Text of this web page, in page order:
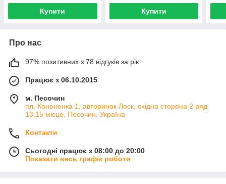
Купити Купити
Про нас
97% позитивних з 78 відгуків за рік
Працює з 06.10.2015
м. Песочин
пл. Кононенка 1, авторинок Лоск, східна сторона 2 ряд
13,15 місце, Песочин, Україна
Контакти
Сьогодні працює з 08:00 до 20:00
Показати весь графік роботи